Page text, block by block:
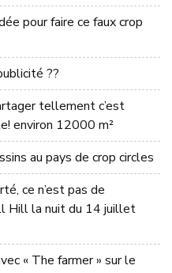
pour faire ce faux crop
??
tellement c’est
environ 12000 m²
au pays de crop circles
ce n’est pas de
Hill la nuit du 14 juillet
« The farmer » sur le